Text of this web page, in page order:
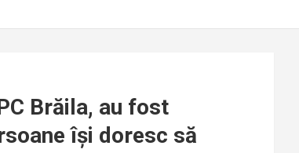
Brăila, au fost
își doresc să